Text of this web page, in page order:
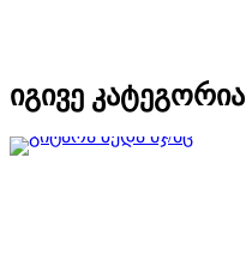
იგივე კატეგორია